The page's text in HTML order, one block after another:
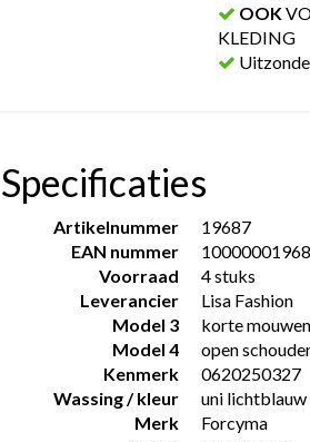
OOK
KLEDING
Specificaties
Artikelnummer
19687
EAN nummer
Voorraad
4 stuks
Leverancier
Lisa Fashion
Model 3
korte mouwen
Model 4
open
Kenmerk
0620250327
Wassing / kleur
uni lichtblauw
Merk
Forcyma